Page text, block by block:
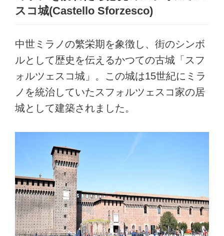
スコ城(Castello Sforzesco)
中世ミラノの繁栄期を象徴し、街のシンボ
ルとして歴史を伝えるかつての古城「スフ
ォルツェスコ城」。この城は15世紀にミラ
ノを統治していたスフォルツェスコ家の居
城として建築されました。